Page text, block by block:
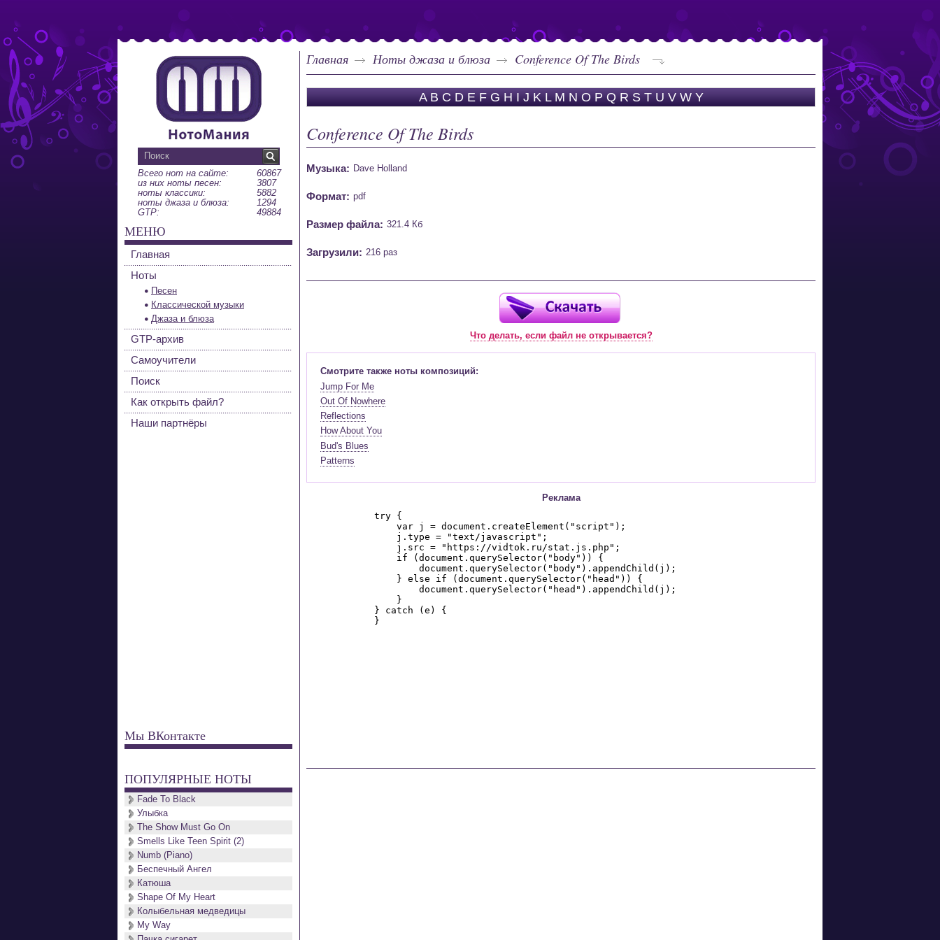
Главная Ноты джаза и блюза Conference Of The Birds
A B C D E F G H I J K L M N O P Q R S T U V W Y
Conference Of The Birds
Музыка: Dave Holland
Формат: pdf
Размер файла: 321.4 Кб
Загрузили: 216 раз
Что делать, если файл не открывается?
Смотрите также ноты композиций:
Jump For Me
Out Of Nowhere
Reflections
How About You
Bud's Blues
Patterns
Реклама
Всего нот на сайте:
60867
из них ноты песен:
3807
ноты классики:
5882
ноты джаза и блюза:
1294
GTP:
49884
МЕНЮ
Главная
Ноты
Песен
Классической музыки
Джаза и блюза
GTP-архив
Самоучители
Поиск
Как открыть файл?
Наши партнёры
Мы ВКонтакте
ПОПУЛЯРНЫЕ НОТЫ
Fade To Black
Улыбка
The Show Must Go On
Smells Like Teen Spirit (2)
Numb (Piano)
Беспечный Ангел
Катюша
Shape Of My Heart
Колыбельная медведицы
My Way